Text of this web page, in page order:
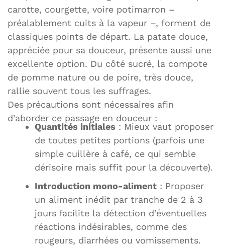
carotte, courgette, voire potimarron –
préalablement cuits à la vapeur –, forment de
classiques points de départ. La patate douce,
appréciée pour sa douceur, présente aussi une
excellente option. Du côté sucré, la compote
de pomme nature ou de poire, très douce,
rallie souvent tous les suffrages.
Des précautions sont nécessaires afin
d’aborder ce passage en douceur :
Quantités initiales : Mieux vaut proposer
de toutes petites portions (parfois une
simple cuillère à café, ce qui semble
dérisoire mais suffit pour la découverte).
Introduction mono-aliment : Proposer
un aliment inédit par tranche de 2 à 3
jours facilite la détection d’éventuelles
réactions indésirables, comme des
rougeurs, diarrhées ou vomissements.